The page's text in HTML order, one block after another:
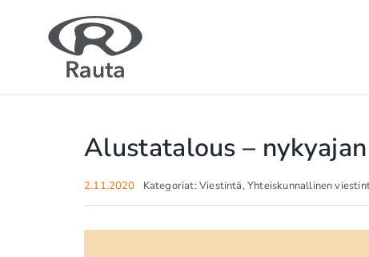
Alustatalous –
2.11.2020 Kategoriat:Viestintä,Yhteiskunnallinen